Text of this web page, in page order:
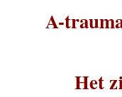
A-
Het